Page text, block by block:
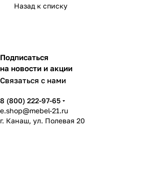
Назад к списку
Подписаться
на новости и акции
Связаться с нами
8 (800) 222-97-65
e.shop@mebel-21.ru
г. Канаш, ул. Полевая 20